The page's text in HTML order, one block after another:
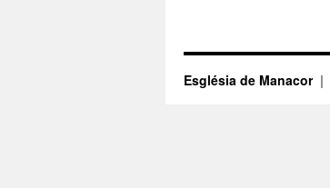
Església de Manacor